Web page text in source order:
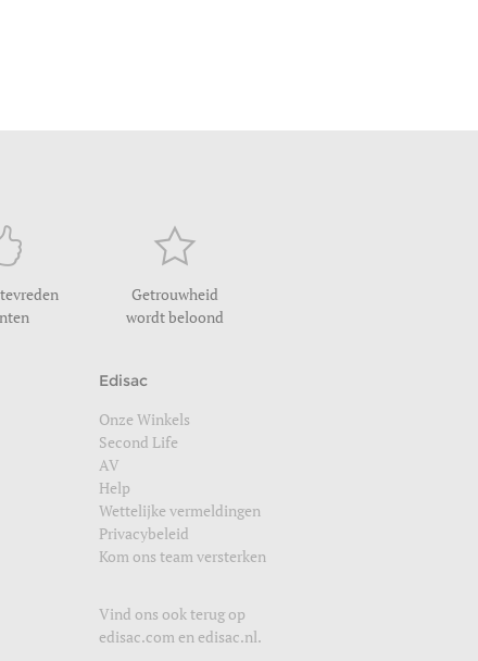
Getrouwheid
wordt beloond
Edisac
Onze Winkels
Second Life
AV
Help
Wettelijke vermeldingen
Privacybeleid
Kom ons team versterken
Vind ons ook terug op
edisac.com enedisac.nl.